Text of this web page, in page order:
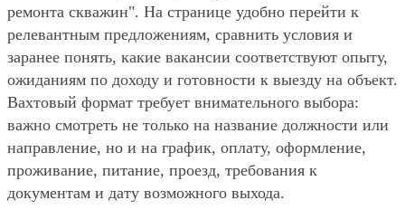
ремонта скважин". На странице удобно перейти к
релевантным предложениям, сравнить условия и
заранее понять, какие вакансии соответствуют опыту,
ожиданиям по доходу и готовности к выезду на объект.
Вахтовый формат требует внимательного выбора:
важно смотреть не только на название должности или
направление, но и на график, оплату, оформление,
проживание, питание, проезд, требования к
документам и дату возможного выхода.